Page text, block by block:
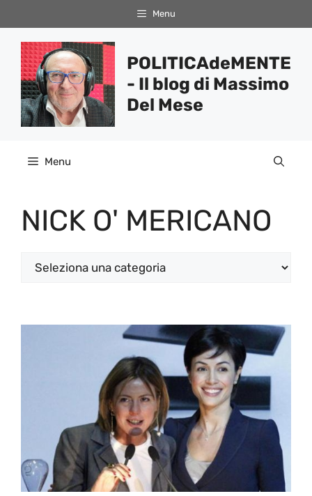
al
contenuto
Menu
POLITICAdeMENTE
- Il blog di Massimo
Del Mese
Menu
NICK O' MERICANO
Categorie